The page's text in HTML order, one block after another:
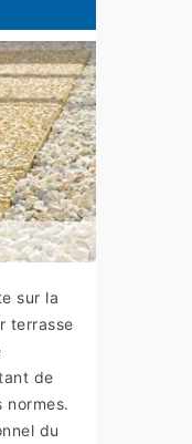
sur la
terrasse
de
normes.
du